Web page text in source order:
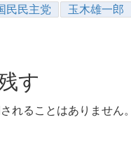
民民主党
玉木雄一郎
す
れることはありません